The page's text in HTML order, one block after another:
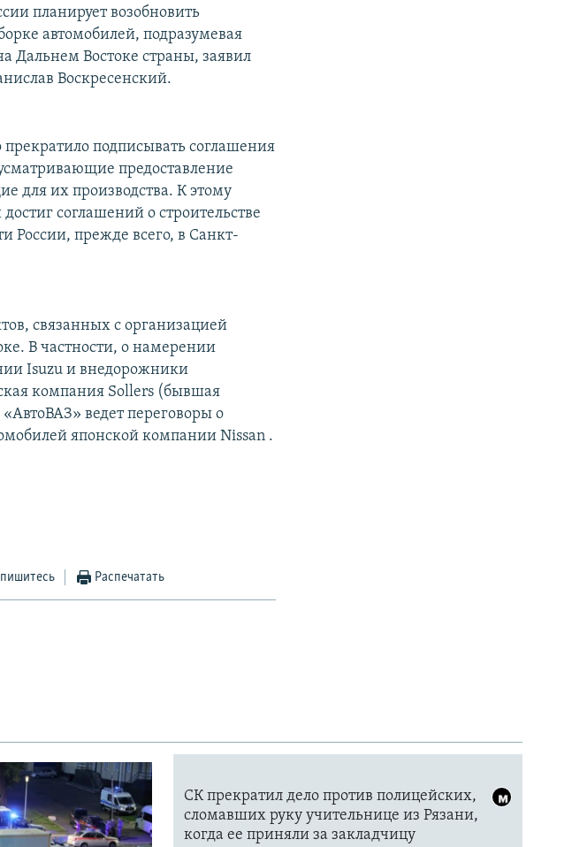
планирует возобновить
автомобилей, подразумевая
Дальнем Востоке страны, заявил
Воскресенский.
прекратило подписывать соглашения
предоставление
для их производства. К этому
соглашений о строительстве
России, прежде всего, в Санкт-
связанных с организацией
В частности, о намерении
Isuzu и внедорожники
компания Sollers (бывшая
ведет переговоры о
японской компании Nissan .
Распечатать